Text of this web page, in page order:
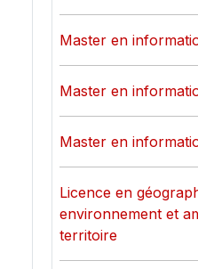
Master en
Master en
Master en
Licence en
environnement et
territoire